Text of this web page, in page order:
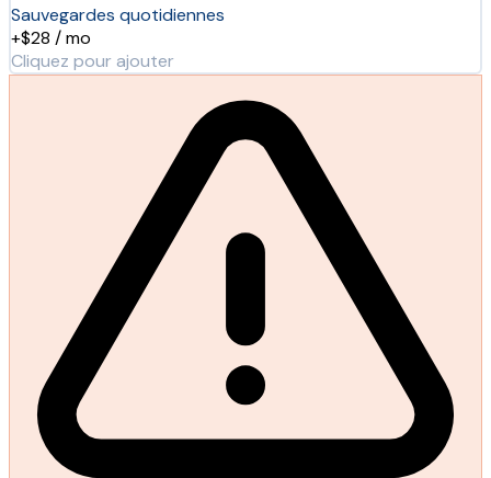
Sauvegardes quotidiennes
+$28 / mo
Cliquez pour ajouter